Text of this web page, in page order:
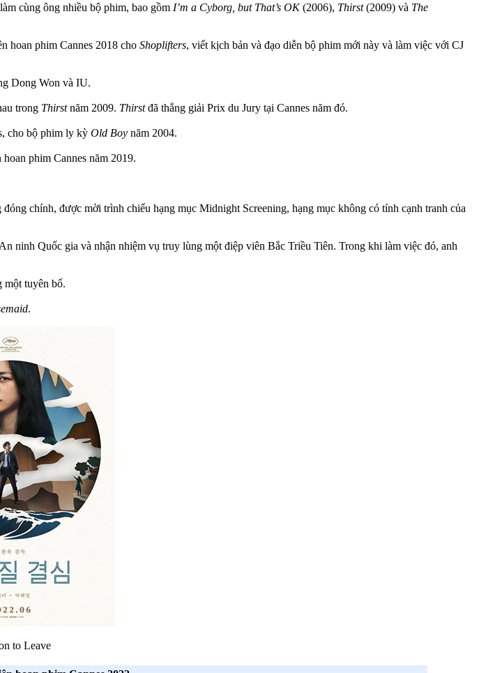
cùng ông nhiều bộ phim, bao gồm I’m a Cyborg, but That’s OK(2006), Thirst(2009) và The
hoan phim Cannes 2018 cho Shoplifters, viết kịch bản và đạo diễn bộ phim mới này và làm việc với CJ
Dong Won và IU.
trong Thirstnăm 2009. Thirstđã thắng giải Prix du Jury tại Cannes năm đó.
cho bộ phim ly kỳ Old Boy năm 2004.
phim Cannes năm 2019.
chính, được mời trình chiếu hạng mục Midnight Screening, hạng mục không có tính cạnh tranh của
ninh Quốc gia và nhận nhiệm vụ truy lùng một điệp viên Bắc Triều Tiên. Trong khi làm việc đó, anh
một tuyên bố.
.
to Leave